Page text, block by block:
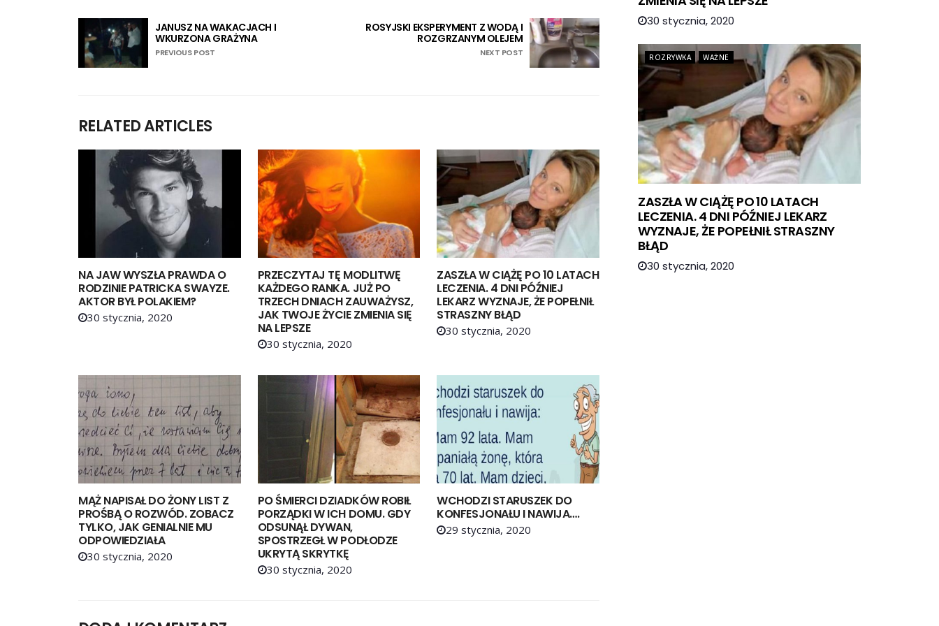
JANUSZ NA WAKACJACH I
WKURZONA GRAŻYNA
PREVIOUS POST
ROSYJSKI EKSPERYMENT Z WODĄ I
ROZGRZANYM OLEJEM
NEXT POST
RELATED ARTICLES
NA JAW WYSZŁA PRAWDA O
RODZINIE PATRICKA SWAYZE.
AKTOR BYŁ POLAKIEM?
30 stycznia, 2020
PRZECZYTAJ TĘ MODLITWĘ
KAŻDEGO RANKA. JUŻ PO
TRZECH DNIACH ZAUWAŻYSZ,
JAK TWOJE ŻYCIE ZMIENIA SIĘ
NA LEPSZE
30 stycznia, 2020
ZASZŁA W CIĄŻĘ PO 10 LATACH
LECZENIA. 4 DNI PÓŹNIEJ
LEKARZ WYZNAJE, ŻE POPEŁNIŁ
STRASZNY BŁĄD
30 stycznia, 2020
MĄŻ NAPISAŁ DO ŻONY LIST Z
PROŚBĄ O ROZWÓD. ZOBACZ
TYLKO, JAK GENIALNIE MU
ODPOWIEDZIAŁA
30 stycznia, 2020
PO ŚMIERCI DZIADKÓW ROBIŁ
PORZĄDKI W ICH DOMU. GDY
ODSUNĄŁ DYWAN,
SPOSTRZEGŁ W PODŁODZE
UKRYTĄ SKRYTKĘ
30 stycznia, 2020
WCHODZI STARUSZEK DO
KONFESJONAŁU I NAWIJA….
29 stycznia, 2020
30 stycznia, 2020
ROZRYWKA WAŻNE
ZASZŁA W CIĄŻĘ PO 10 LATACH
LECZENIA. 4 DNI PÓŹNIEJ LEKARZ
WYZNAJE, ŻE POPEŁNIŁ STRASZNY
BŁĄD
30 stycznia, 2020